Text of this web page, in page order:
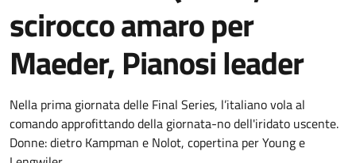
scirocco amaro per
Maeder, Pianosi leader
Dettagli della notizia
Nella prima giornata delle Final Series, l’italiano vola al
comando approfittando della giornata-no dell'iridato uscente.
Donne: dietro Kampman e Nolot, copertina per Young e